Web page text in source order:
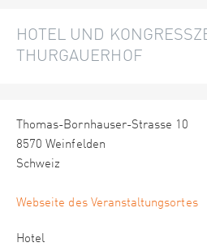
HOTEL UND
THURGAUERHOF
Thomas-Bornhauser-Strasse 10
8570 Weinfelden
Schweiz
Webseite des Veranstaltungsortes
Hotel